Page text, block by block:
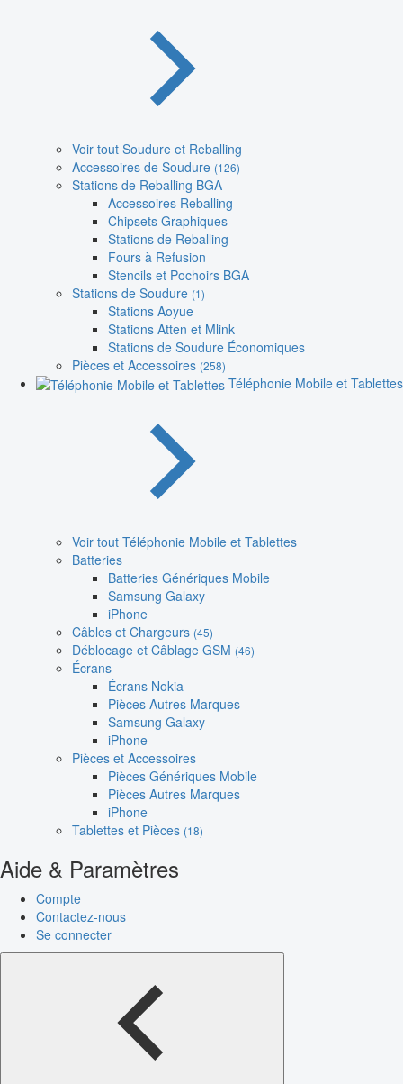
Voir tout Soudure et Reballing
Accessoires de Soudure (126)
Stations de Reballing BGA
Accessoires Reballing
Chipsets Graphiques
Stations de Reballing
Fours à Refusion
Stencils et Pochoirs BGA
Stations de Soudure (1)
Stations Aoyue
Stations Atten et Mlink
Stations de Soudure Économiques
Pièces et Accessoires (258)
Téléphonie Mobile et Tablettes
Voir tout Téléphonie Mobile et Tablettes
Batteries
Batteries Génériques Mobile
Samsung Galaxy
iPhone
Câbles et Chargeurs (45)
Déblocage et Câblage GSM (46)
Écrans
Écrans Nokia
Pièces Autres Marques
Samsung Galaxy
iPhone
Pièces et Accessoires
Pièces Génériques Mobile
Pièces Autres Marques
iPhone
Tablettes et Pièces (18)
Aide & Paramètres
Compte
Contactez-nous
Se connecter